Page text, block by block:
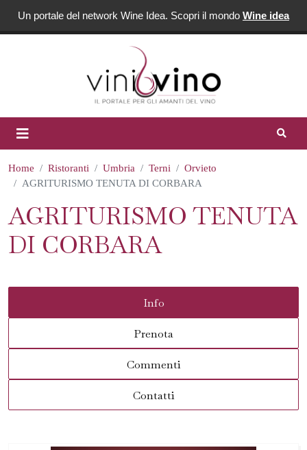
Un portale del network Wine Idea. Scopri il mondo Wine idea
Home Ristoranti Umbria Terni
Orvieto
AGRITURISMO TENUTA DI CORBARA
AGRITURISMO TENUTA
DI CORBARA
Info
Prenota
Commenti
Contatti